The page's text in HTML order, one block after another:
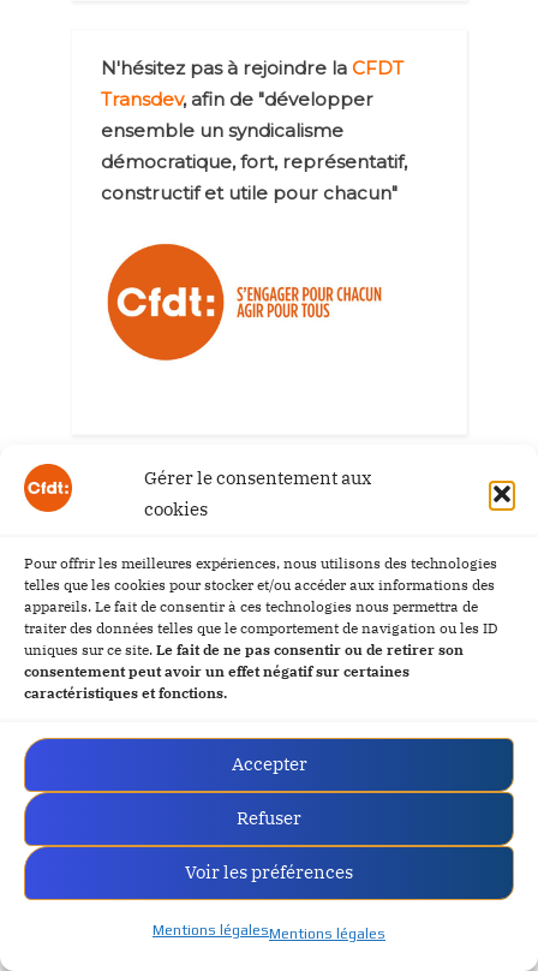
Gérer le consentement aux
cookies
Pour offrir les meilleures expériences, nous utilisons des technologies
telles que les cookies pour stocker et/ou accéder aux informations des
appareils. Le fait de consentir à ces technologies nous permettra de
traiter des données telles que le comportement de navigation ou les ID
uniques sur ce site. Le fait de ne pas consentir ou de retirer son
consentement peut avoir un effet négatif sur certaines
caractéristiques et fonctions.
Accepter
Refuser
Voir les préférences
Mentions légalesMentions légales
N'hésitez pas à rejoindre la CFDT
Transdev, afin de "développer
ensemble un syndicalisme
démocratique, fort, représentatif,
constructif et utile pour chacun"
Rechercher
LES INSTANCES CFDT TRANSDEV
Vos représentants